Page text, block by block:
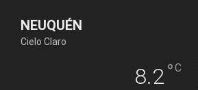
NEUQUÉN
Cielo Claro
8.2°C